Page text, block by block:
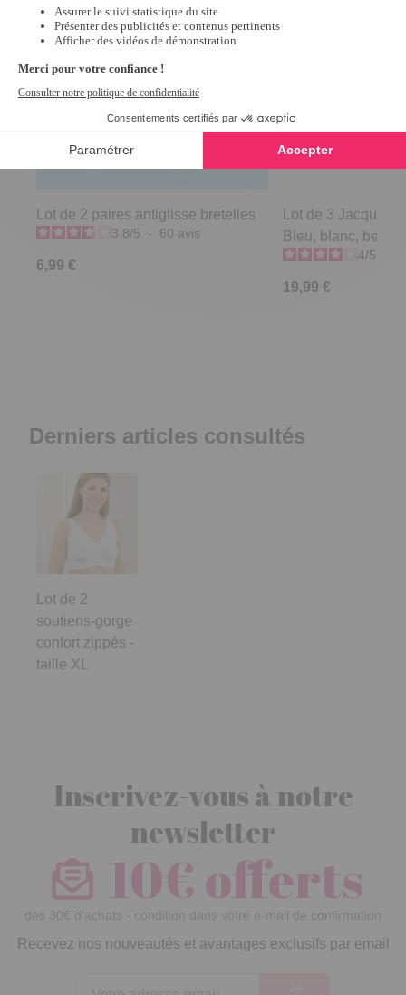
Lot de 2 paires antiglisse bretelles
3.8/5 - 60 avis
6,99 €
Lot de 3
Bleu, blanc, beige
4/5
19,99 €
Derniers articles consultés
Lot de 2
soutiens-gorge
confort zippés -
taille XL
Inscrivez-vous à notre
newsletter
10€ offerts
dès 30€ d’achats - condition dans votre e-mail de confirmation
Recevez nos nouveautés et avantages exclusifs par email